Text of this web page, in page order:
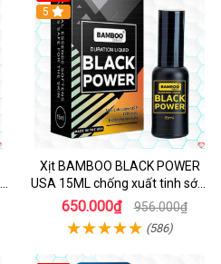
5
Xịt BAMBOO BLACK POWER
USA 15ML chống xuất tinh sớm
hiệu quả
650.000₫ 956.000₫
(586)